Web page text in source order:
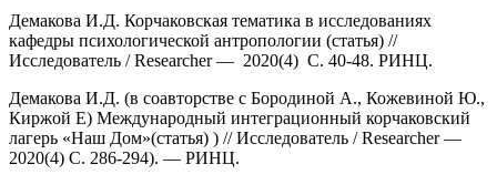
Демакова И.Д. Корчаковская тематика в исследованиях
кафедры психологической антропологии (статья) //
Исследователь / Researcher — 2020(4) С. 40-48. РИНЦ.
Демакова И.Д. (в соавторстве с Бородиной А., Кожевиной Ю.,
Киржой Е) Международный интеграционный корчаковский
лагерь «Наш Дом»(статья) ) // Исследователь / Researcher —
2020(4) С. 286-294). — РИНЦ.